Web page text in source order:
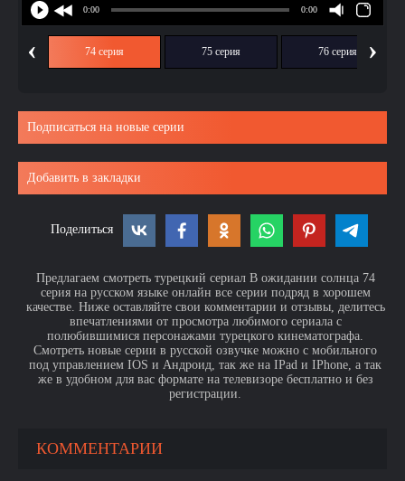
‹ 74 серия 75 серия 76 серия ›
Подписаться на новые серии
Добавить в закладки
Поделиться
Предлагаем смотреть турецкий сериал В ожидании солнца 74
серия на русском языке онлайн все серии подряд в хорошем
качестве. Ниже оставляйте свои комментарии и отзывы, делитесь
впечатлениями от просмотра любимого сериала с
полюбившимися персонажами турецкого кинематографа.
Смотреть новые серии в русской озвучке можно с мобильного
под управлением IOS и Андроид, так же на IPad и IPhone, а так
же в удобном для вас формате на телевизоре бесплатно и без
регистрации.
КОММЕНТАРИИ